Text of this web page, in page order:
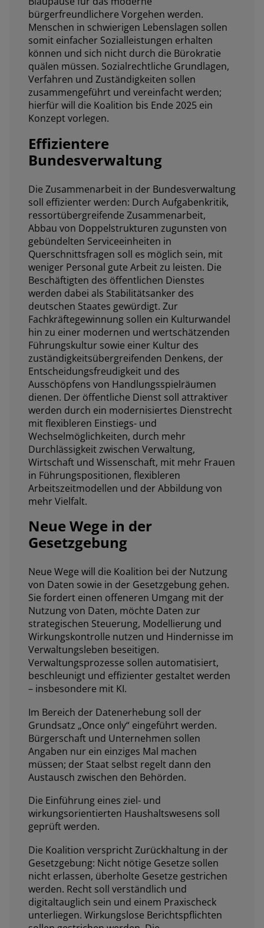
bürgerfreundlichere Vorgehen werden.
Menschen in schwierigen Lebenslagen sollen
somit einfacher Sozialleistungen erhalten
können und sich nicht durch die Bürokratie
quälen müssen. Sozialrechtliche Grundlagen,
Verfahren und Zuständigkeiten sollen
zusammengeführt und vereinfacht werden;
hierfür will die Koalition bis Ende 2025 ein
Konzept vorlegen.
Effizientere
Bundesverwaltung
Die Zusammenarbeit in der Bundesverwaltung
soll effizienter werden: Durch Aufgabenkritik,
ressortübergreifende Zusammenarbeit,
Abbau von Doppelstrukturen zugunsten von
gebündelten Serviceeinheiten in
Querschnittsfragen soll es möglich sein, mit
weniger Personal gute Arbeit zu leisten. Die
Beschäftigten des öffentlichen Dienstes
werden dabei als Stabilitätsanker des
deutschen Staates gewürdigt. Zur
Fachkräftegewinnung sollen ein Kulturwandel
hin zu einer modernen und wertschätzenden
Führungskultur sowie einer Kultur des
zuständigkeitsübergreifenden Denkens, der
Entscheidungsfreudigkeit und des
Ausschöpfens von Handlungsspielräumen
dienen. Der öffentliche Dienst soll attraktiver
werden durch ein modernisiertes Dienstrecht
mit flexibleren Einstiegs- und
Wechselmöglichkeiten, durch mehr
Durchlässigkeit zwischen Verwaltung,
Wirtschaft und Wissenschaft, mit mehr Frauen
in Führungspositionen, flexibleren
Arbeitszeitmodellen und der Abbildung von
mehr Vielfalt.
Neue Wege in der
Gesetzgebung
Neue Wege will die Koalition bei der Nutzung
von Daten sowie in der Gesetzgebung gehen.
Sie fordert einen offeneren Umgang mit der
Nutzung von Daten, möchte Daten zur
strategischen Steuerung, Modellierung und
Wirkungskontrolle nutzen und Hindernisse im
Verwaltungsleben beseitigen.
Verwaltungsprozesse sollen automatisiert,
beschleunigt und effizienter gestaltet werden
– insbesondere mit KI.
Im Bereich der Datenerhebung soll der
Grundsatz „Once only“ eingeführt werden.
Bürgerschaft und Unternehmen sollen
Angaben nur ein einziges Mal machen
müssen; der Staat selbst regelt dann den
Austausch zwischen den Behörden.
Die Einführung eines ziel- und
wirkungsorientierten Haushaltswesens soll
geprüft werden.
Die Koalition verspricht Zurückhaltung in der
Gesetzgebung: Nicht nötige Gesetze sollen
nicht erlassen, überholte Gesetze gestrichen
werden. Recht soll verständlich und
digitaltauglich sein und einem Praxischeck
unterliegen. Wirkungslose Berichtspflichten